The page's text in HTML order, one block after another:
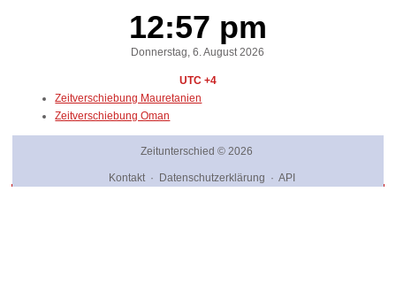
12:57 pm
Donnerstag, 6. August 2026
UTC +4
Zeitverschiebung Mauretanien
Zeitverschiebung Oman
Zeitunterschied © 2026
Kontakt· Datenschutzerklärung · API